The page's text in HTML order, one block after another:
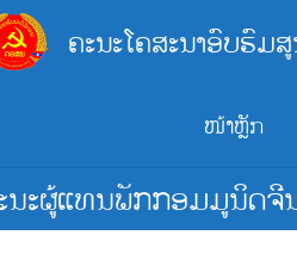
ຄະນະໂຄສະນາອົບຮົມ
ໜ້າຫຼັກ
ນະຜູ້ແທນພັກກອມມູນິດຈີ